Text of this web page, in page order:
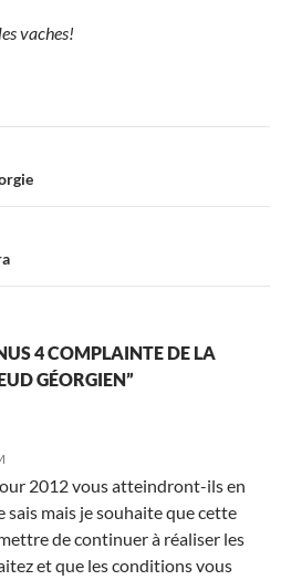
vaches!
4 COMPLAINTE DE LA
GÉORGIEN”
2012 vous atteindront-ils en
sais mais je souhaite que cette
de continuer à réaliser les
et que les conditions vous